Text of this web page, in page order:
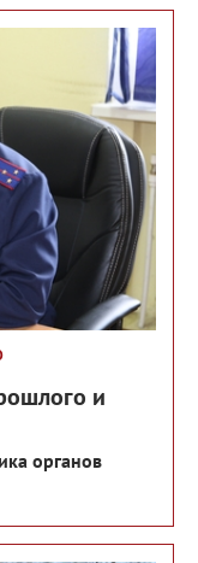
и
органов